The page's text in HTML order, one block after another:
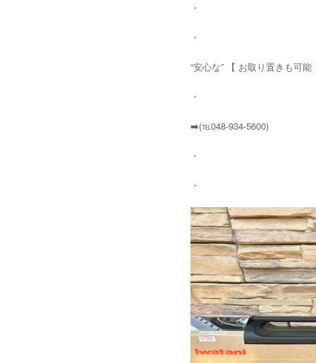
・
・
“安心な” 【 お取り置きも可
・
➡️(℡048-934-5600)
・
・